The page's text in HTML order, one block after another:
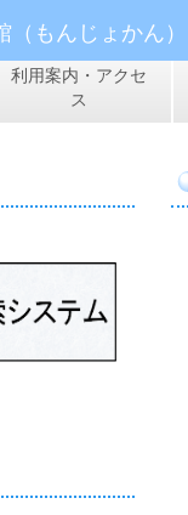
もんじょかん）
利用案内・アクセ
ス